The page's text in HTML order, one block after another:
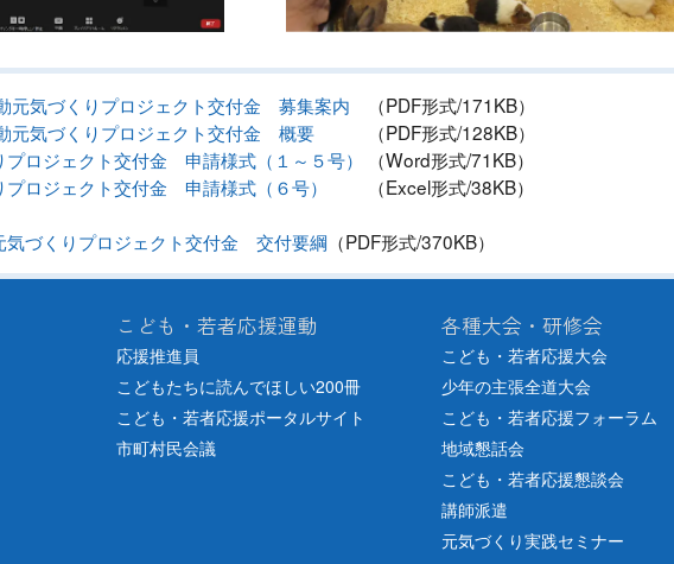
元気づくりプロジェクト交付金 募集案内 （PDF形式/171KB）
元気づくりプロジェクト交付金 概要 （PDF形式/128KB）
ロジェクト交付金 申請様式（１～５号）
（Word形式/71KB）
ロジェクト交付金 申請様式（６号）
（Excel形式/38KB）
気づくりプロジェクト交付金 交付要綱 （PDF形式/370KB）
こども・若者応援運動
応援推進員
こどもたちに読んでほしい200冊
こども・若者応援ポータルサイト
市町村民会議
各種大会・研修会
こども・若者応援大会
少年の主張全道大会
こども・若者応援フォーラム
地域懇話会
こども・若者応援懇談会
講師派遣
元気づくり実践セミナー